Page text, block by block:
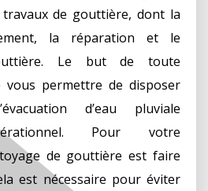
de gouttière, dont la
la réparation et le
Le but de toute
permettre de disposer
d’eau pluviale
Pour votre
de gouttière est faire
est nécessaire pour éviter